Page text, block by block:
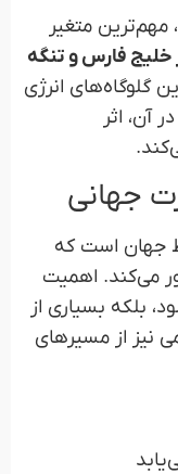
مهم‌ترین متغیر
فارس و تنگه
گلوگاه‌های انرژی
آن، اثر
جهانی
جهان است که
می‌کند. اهمیت
بلکه بسیاری از
نیز از مسیرهای